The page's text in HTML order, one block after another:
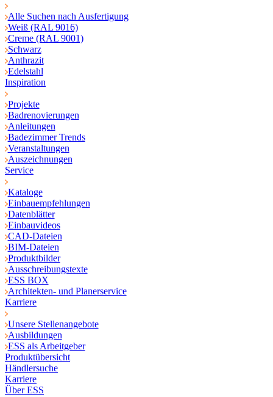
Alle Suchen nach Ausfertigung
Weiß (RAL 9016)
Creme (RAL 9001)
Schwarz
Anthrazit
Edelstahl
Inspiration
Projekte
Badrenovierungen
Anleitungen
Badezimmer Trends
Veranstaltungen
Auszeichnungen
Service
Kataloge
Einbauempfehlungen
Datenblätter
Einbauvideos
CAD-Dateien
BIM-Dateien
Produktbilder
Ausschreibungstexte
ESS BOX
Architekten- und Planerservice
Karriere
Unsere Stellenangebote
Ausbildungen
ESS als Arbeitgeber
Produktübersicht
Händlersuche
Karriere
Über ESS